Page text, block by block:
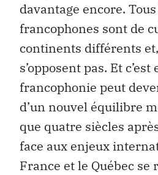
davantage encore.
francophones sont de
continents différents
s’opposent pas. Et
francophonie peut
d’un nouvel équilibre
que quatre siècles
face aux enjeux
France et le Québec se